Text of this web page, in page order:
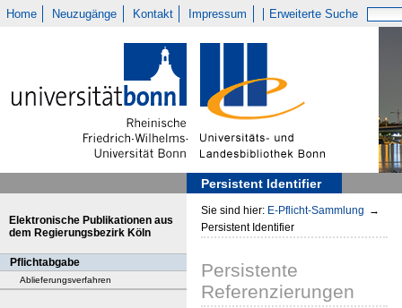
Home Neuzugänge Kontakt Impressum Erweiterte Suche
Persistent Identifier
Elektronische Publikationen aus
dem Regierungsbezirk Köln
Pflichtabgabe
Ablieferungsverfahren
Sie sind hier: E-Pflicht-Sammlung →
Persistent Identifier
Persistente
Referenzierungen